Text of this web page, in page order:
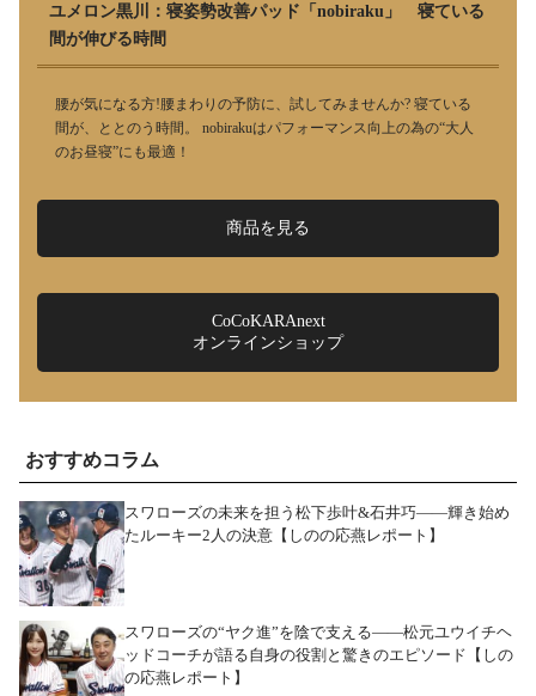
ユメロン黒川：寝姿勢改善パッド「nobiraku」 寝ている
間が伸びる時間
腰が気になる方!腰まわりの予防に、試してみませんか? 寝ている
間が、ととのう時間。 nobirakuはパフォーマンス向上の為の“大人
のお昼寝”にも最適！
商品を見る
CoCoKARAnext
オンラインショップ
おすすめコラム
スワローズの未来を担う松下歩叶&石井巧――輝き始め
たルーキー2人の決意【しのの応燕レポート】
スワローズの“ヤク進”を陰で支える――松元ユウイチヘ
ッドコーチが語る自身の役割と驚きのエピソード【しの
の応燕レポート】